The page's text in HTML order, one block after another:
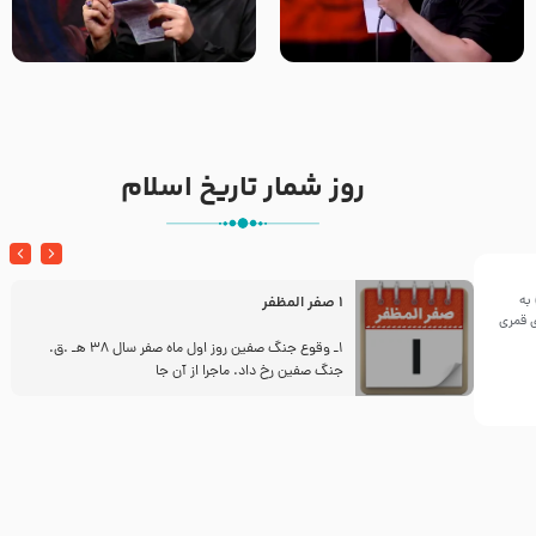
تک ، عبّاس، صاحب دل‌هاست –
حاج حنیف طاهری – عزاداری شب
من غلام نوکراتم من عاشق
کربلاتم – شور زمینه – شب هفتم
سال ۱۴۴۲هجری قمری
روز شمار تاریخ اسلام
1 صفر المظفر
1ـ وقوع جنگ صفین روز اول ماه صفر سال 38 هـ .ق.
جنگ صفین رخ داد. ماجرا از آن جا